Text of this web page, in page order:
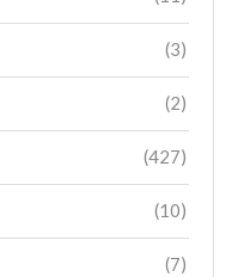
(3)
(2)
(427)
(10)
(7)